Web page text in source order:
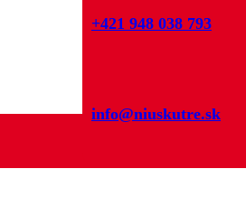
+421 948 038 793
info@niuskutre.sk